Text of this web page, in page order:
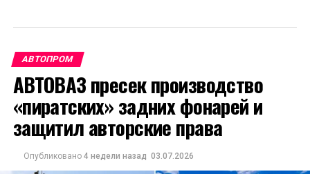
АВТОПРОМ
АВТОВАЗ пресек производство
«пиратских» задних фонарей и
защитил авторские права
Опубликовано 4 недели назад 03.07.2026